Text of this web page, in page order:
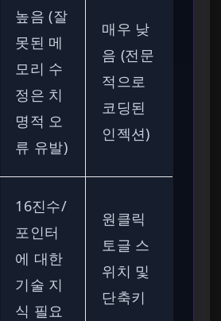
높음 (잘
못된 메
모리 수
정은 치
명적 오
류 유발)
매우 낮
음 (전문
적으로
코딩된
인젝션)
16진수/
포인터
에 대한
기술 지
식 필요
원클릭
토글 스
위치 및
단축키